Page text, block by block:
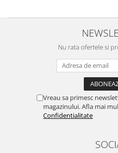
Nu rata ofertele si
Vreau sa primesc
magazinului. Afla mai
Confidentialitate